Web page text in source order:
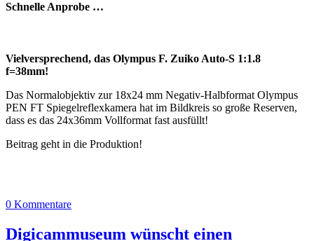
Schnelle Anprobe …
Vielversprechend, das Olympus F. Zuiko Auto-S 1:1.8
f=38mm!
Das Normalobjektiv zur 18x24 mm Negativ-Halbformat Olympus
PEN FT Spiegelreflexkamera hat im Bildkreis so große Reserven,
dass es das 24x36mm Vollformat fast ausfüllt!
Beitrag geht in die Produktion!
0 Kommentare
Digicammuseum wünscht einen